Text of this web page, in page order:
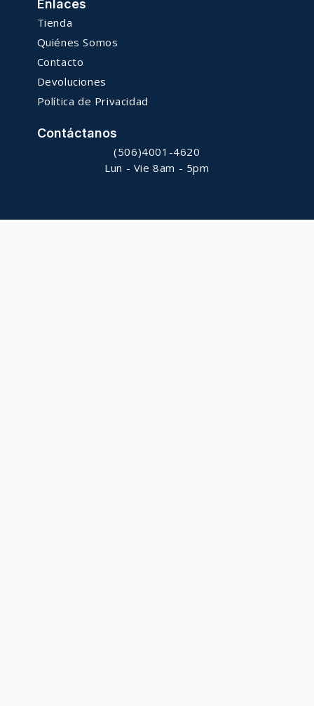
Enlaces
Tienda
Quiénes Somos
Contacto
Devoluciones
Política de Privacidad
Contáctanos
(506)4001-4620
Lun - Vie 8am - 5pm